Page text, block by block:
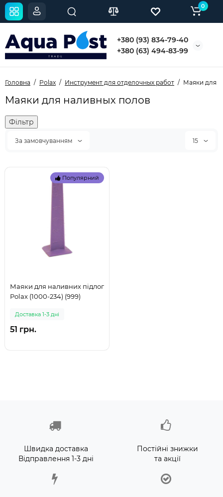
+380 (93) 834-79-40
+380 (63) 494-83-99
0
Головна Polax Инструмент для отделочных работ Маяки для
Маяки для наливных полов
Фільтр
За замовчуванням 15
Популярний
Маяки для наливних підлог
Polax (1000-234) (999)
Доставка 1-3 дні
51 грн.
Швидка доставка
Відправлення 1-3 дні
Постійні знижки
та акції